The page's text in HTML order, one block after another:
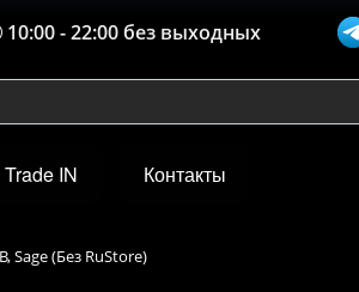
10:00 - 22:00 без выходных
IN Контакты
Sage (Без RuStore)